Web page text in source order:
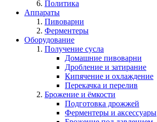
Политика
Аппараты
Пивоварни
Ферментеры
Оборудование
Получение сусла
Домашние пивоварни
Дробление и затирание
Кипячение и охлаждение
Перекачка и перелив
Брожение и ёмкости
Подготовка дрожжей
Ферментеры и аксессуары